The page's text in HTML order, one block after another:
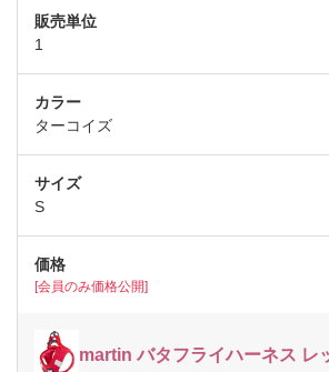
1
ターコイズ
S
[会員のみ価格公開]
martin バタフライハーネス レ